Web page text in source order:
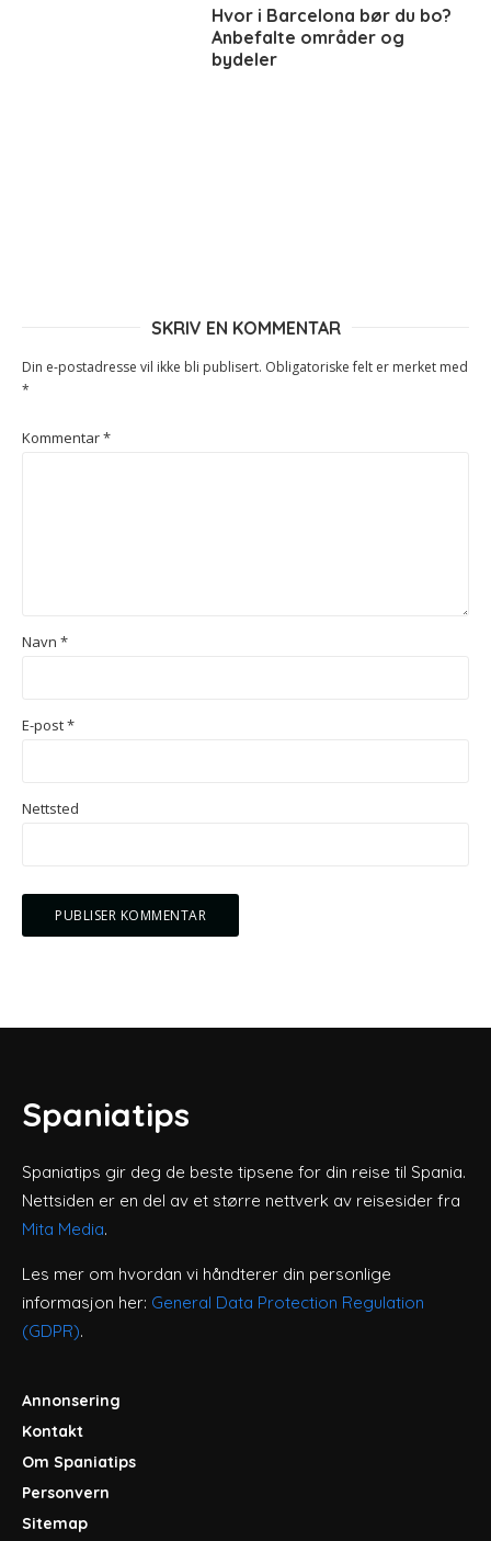
Hvor i Barcelona bør du bo?
Anbefalte områder og
bydeler
SKRIV EN KOMMENTAR
Din e-postadresse vil ikke bli publisert. Obligatoriske felt er merket med
*
Kommentar*
Navn *
E-post*
Nettsted
Spaniatips
Spaniatips gir deg de beste tipsene for din reise til Spania.
Nettsiden er en del av et større nettverk av reisesider fra
Mita Media.
Les mer om hvordan vi håndterer din personlige
informasjon her: General Data Protection Regulation
(GDPR).
Annonsering
Kontakt
Om Spaniatips
Personvern
Sitemap